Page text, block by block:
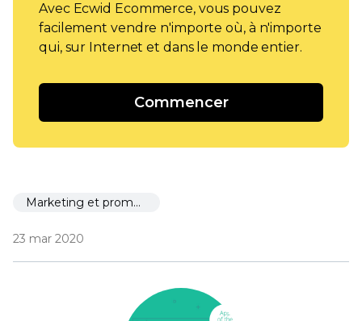
Avec Ecwid Ecommerce, vous pouvez
facilement vendre n'importe où, à n'importe
qui, sur Internet et dans le monde entier.
Commencer
Marketing et promotion
23 mar 2020